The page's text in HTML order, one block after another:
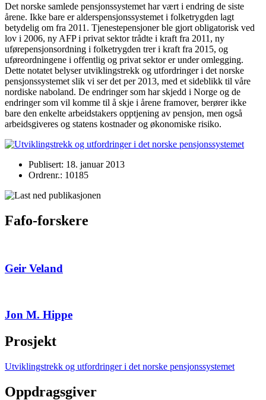
Det norske samlede pensjonssystemet har vært i endring de siste
årene. Ikke bare er alderspensjonssystemet i folketrygden lagt
betydelig om fra 2011. Tjenestepensjoner ble gjort obligatorisk ved
lov i 2006, ny AFP i privat sektor trådte i kraft fra 2011, ny
uførepensjonsordning i folketrygden trer i kraft fra 2015, og
uføreordningene i offentlig og privat sektor er under omlegging.
Dette notatet belyser utviklingstrekk og utfordringer i det norske
pensjonssystemet slik vi ser det per 2013, med et sideblikk til våre
nordiske naboland. De endringer som har skjedd i Norge og de
endringer som vil komme til å skje i årene framover, berører ikke
bare den enkelte arbeidstakers opptjening av pensjon, men også
arbeidsgiveres og statens kostnader og økonomiske risiko.
Publisert: 18. januar 2013
Ordrenr.: 10185
Fafo-forskere
Geir Veland
Jon M. Hippe
Prosjekt
Utviklingstrekk og utfordringer i det norske pensjonssystemet
Oppdragsgiver